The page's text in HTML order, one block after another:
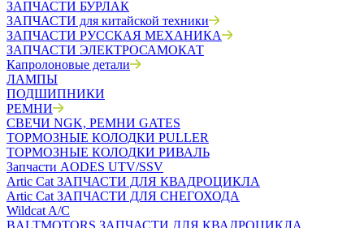
ЗАПЧАСТИ БУРЛАК
ЗАПЧАСТИ для китайской техники
ЗАПЧАСТИ РУССКАЯ МЕХАНИКА
ЗАПЧАСТИ ЭЛЕКТРОСАМОКАТ
Капролоновые детали
ЛАМПЫ
ПОДШИПНИКИ
РЕМНИ
СВЕЧИ NGK, РЕМНИ GATES
ТОРМОЗНЫЕ КОЛОДКИ PULLER
ТОРМОЗНЫЕ КОЛОДКИ РИВАЛЬ
Запчасти AODES UTV/SSV
Artic Cat ЗАПЧАСТИ ДЛЯ КВАДРОЦИКЛА
Artic Cat ЗАПЧАСТИ ДЛЯ СНЕГОХОДА
Wildcat A/C
BALTMOTORS ЗАПЧАСТИ ДЛЯ КВАДРОЦИКЛА